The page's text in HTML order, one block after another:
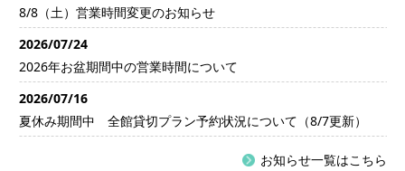
8/8（土）営業時間変更のお知らせ
2026/07/24
2026年お盆期間中の営業時間について
2026/07/16
夏休み期間中 全館貸切プラン予約状況について（8/7更新）
お知らせ一覧はこちら